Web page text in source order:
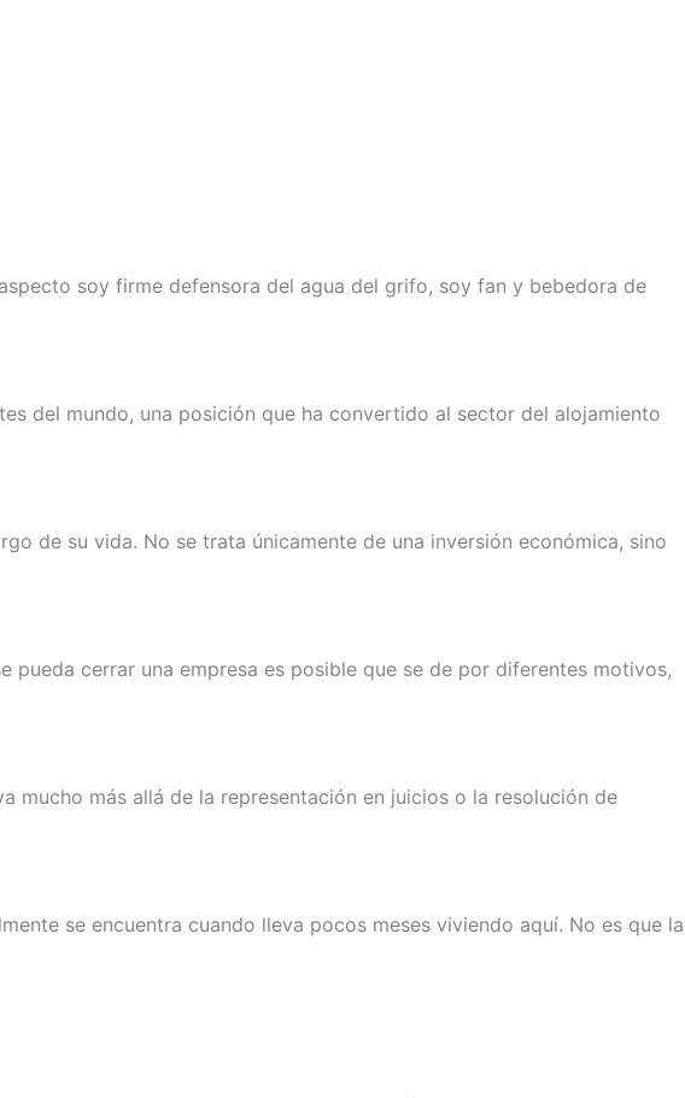
soy firme defensora del agua del grifo, soy fan y bebedora de
del mundo, una posición que ha convertido al sector del alojamiento
de su vida. No se trata únicamente de una inversión económica, sino
cerrar una empresa es posible que se de por diferentes motivos,
mucho más allá de la representación en juicios o la resolución de
se encuentra cuando lleva pocos meses viviendo aquí. No es que la